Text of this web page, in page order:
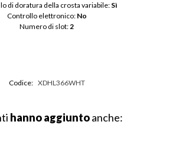
di doratura della crosta variabile: Sì
Controllo elettronico: No
Numero di slot: 2
Codice: XDHL366WHT
hanno aggiuntoanche: